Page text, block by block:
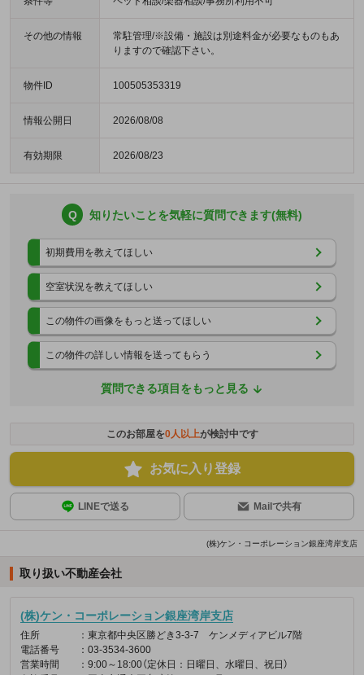
その他の情報
常駐管理/※設備・施設は別途料金が必要なものもあ
りますので確認下さい。
物件ID 100505353319
情報公開日 2026/08/08
有効期限 2026/08/23
Q 知りたいことを気軽に質問できます(無料)
初期費用を教えてほしい
空室状況を教えてほしい
この物件の画像をもっと送ってほしい
この物件の詳しい情報を送ってもらう
質問できる項目をもっと見る
このお部屋を0人以上が検討中です
お気に入り登録
LINEで送る Mailで共有
(株)ケン・コーポレーション銀座湾岸支店
取り扱い不動産会社
(株)ケン・コーポレーション銀座湾岸支店
住所
：東京都中央区勝どき3-3-7 ケンメディアビル7階
電話番号
：03-3534-3600
営業時間
：9:00～18:00（定休日：日曜日、水曜日、祝日）